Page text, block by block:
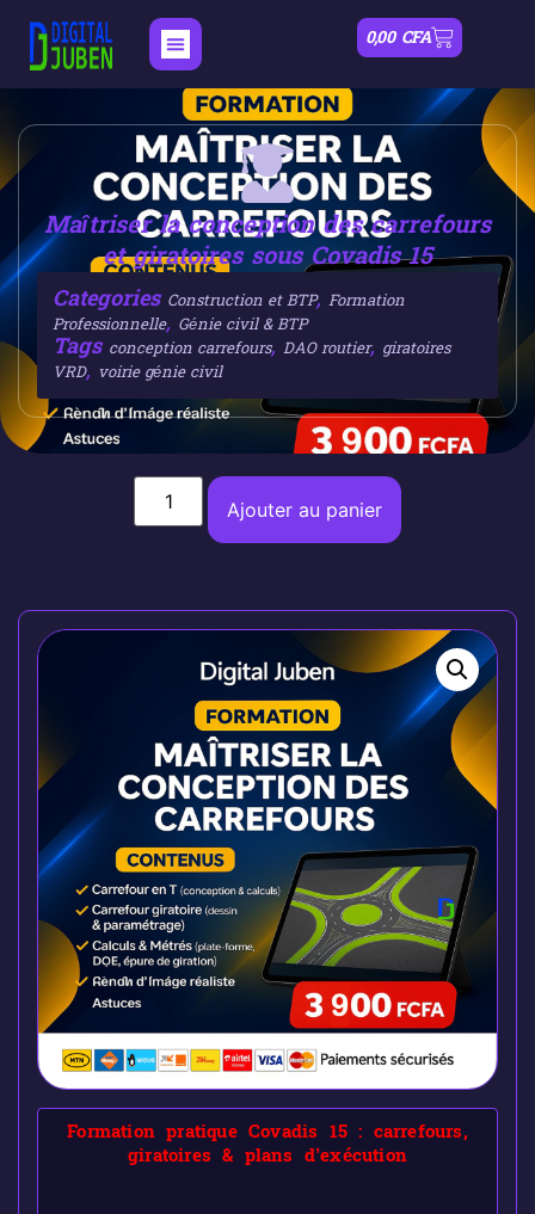
0,00 CFA
Maîtriser la conception des carrefours
et giratoires sous Covadis 15
Categories Construction et BTP, Formation
Professionnelle, Génie civil & BTP
Tags conception carrefours, DAO routier, giratoires
VRD, voirie génie civil
Ajouter au panier
Formation pratique Covadis 15 : carrefours,
giratoires & plans d’exécution